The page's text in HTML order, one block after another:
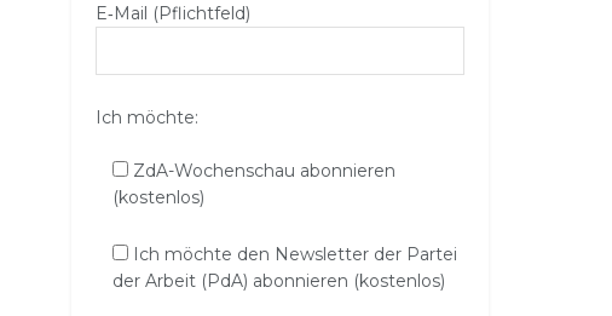
E‑Mail (Pflichtfeld)
Ich möchte:
ZdA-Wochenschau abonnieren
(kostenlos)
Ich möchte den Newsletter der Partei
der Arbeit (PdA) abonnieren (kostenlos)